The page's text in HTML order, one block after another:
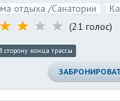
отдыха /Санатории
(21 голос)
сторону конца трассы